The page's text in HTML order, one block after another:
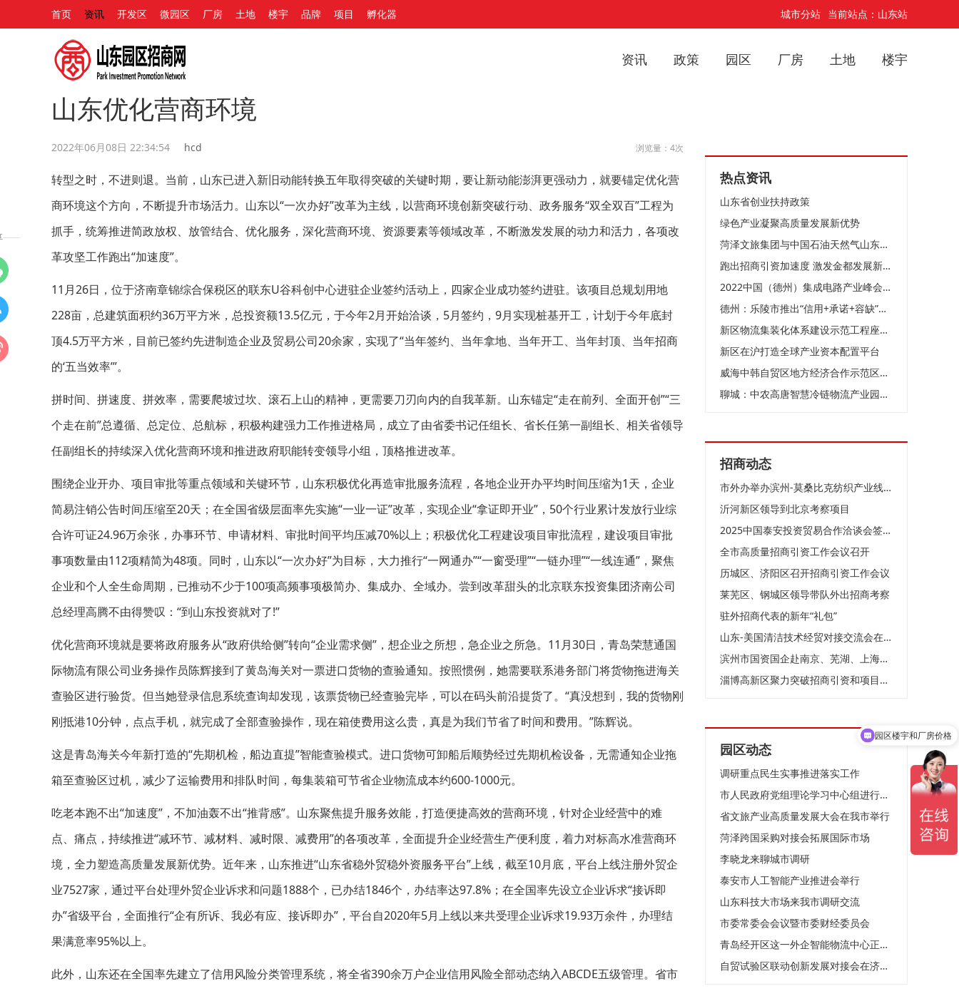
首页 资讯 开发区 微园区 厂房 土地 楼宇 品牌 项目 孵化器 城市分站 当前站点：山东站
资讯 政策 园区 厂房 土地 楼宇
山东优化营商环境
2022年06月08日 22:34:54 hcd 浏览量：4次
转型之时，不进则退。当前，山东已进入新旧动能转换五年取得突破的关键时期，要让新动能澎湃更强动力，就要锚定优化营
商环境这个方向，不断提升市场活力。山东以“一次办好”改革为主线，以营商环境创新突破行动、政务服务“双全双百”工程为
抓手，统筹推进简政放权、放管结合、优化服务，深化营商环境、资源要素等领域改革，不断激发发展的动力和活力，各项改
革攻坚工作跑出“加速度”。
11月26日，位于济南章锦综合保税区的联东U谷科创中心进驻企业签约活动上，四家企业成功签约进驻。该项目总规划用地
228亩，总建筑面积约36万平方米，总投资额13.5亿元，于今年2月开始洽谈，5月签约，9月实现桩基开工，计划于今年底封
顶4.5万平方米，目前已签约先进制造企业及贸易公司20余家，实现了“当年签约、当年拿地、当年开工、当年封顶、当年招商
的‘五当效率’”。
拼时间、拼速度、拼效率，需要爬坡过坎、滚石上山的精神，更需要刀刃向内的自我革新。山东锚定“走在前列、全面开创”“三
个走在前”总遵循、总定位、总航标，积极构建强力工作推进格局，成立了由省委书记任组长、省长任第一副组长、相关省领导
任副组长的持续深入优化营商环境和推进政府职能转变领导小组，顶格推进改革。
围绕企业开办、项目审批等重点领域和关键环节，山东积极优化再造审批服务流程，各地企业开办平均时间压缩为1天，企业
简易注销公告时间压缩至20天；在全国省级层面率先实施“一业一证”改革，实现企业“拿证即开业”，50个行业累计发放行业综
合许可证24.96万余张，办事环节、申请材料、审批时间平均压减70%以上；积极优化工程建设项目审批流程，建设项目审批
事项数量由112项精简为48项。同时，山东以“一次办好”为目标，大力推行“一网通办”“一窗受理”“一链办理”“一线连通”，聚焦
企业和个人全生命周期，已推动不少于100项高频事项极简办、集成办、全域办。尝到改革甜头的北京联东投资集团济南公司
总经理高腾不由得赞叹：“到山东投资就对了!”
优化营商环境就是要将政府服务从“政府供给侧”转向“企业需求侧”，想企业之所想，急企业之所急。11月30日，青岛荣慧通国
际物流有限公司业务操作员陈辉接到了黄岛海关对一票进口货物的查验通知。按照惯例，她需要联系港务部门将货物拖进海关
查验区进行验货。但当她登录信息系统查询却发现，该票货物已经查验完毕，可以在码头前沿提货了。“真没想到，我的货物刚
刚抵港10分钟，点点手机，就完成了全部查验操作，现在箱使费用这么贵，真是为我们节省了时间和费用。”陈辉说。
这是青岛海关今年新打造的“先期机检，船边直提”智能查验模式。进口货物可卸船后顺势经过先期机检设备，无需通知企业拖
箱至查验区过机，减少了运输费用和排队时间，每集装箱可节省企业物流成本约600-1000元。
吃老本跑不出“加速度”，不加油轰不出“推背感”。山东聚焦提升服务效能，打造便捷高效的营商环境，针对企业经营中的难
点、痛点，持续推进“减环节、减材料、减时限、减费用”的各项改革，全面提升企业经营生产便利度，着力对标高水准营商环
境，全力塑造高质量发展新优势。近年来，山东推进“山东省稳外贸稳外资服务平台”上线，截至10月底，平台上线注册外贸企
业7527家，通过平台处理外贸企业诉求和问题1888个，已办结1846个，办结率达97.8%；在全国率先设立企业诉求“接诉即
办”省级平台，全面推行“企有所诉、我必有应、接诉即办”，平台自2020年5月上线以来共受理企业诉求19.93万余件，办理结
果满意率95%以上。
此外，山东还在全国率先建立了信用风险分类管理系统，将全省390余万户企业信用风险全部动态纳入ABCDE五级管理。省市
热点资讯
山东省创业扶持政策
绿色产业凝聚高质量发展新优势
菏泽文旅集团与中国石油天然气山东菏泽销售分公司举行“党建共建”签约仪式
跑出招商引资加速度 激发金都发展新动能
2022中国（德州）集成电路产业峰会举行4项目落户天衢新区 总投资25亿元
德州：乐陵市推出“信用+承诺+容缺”三联急速审批模式，为企业纾困解难
新区物流集装化体系建设示范工程座谈会召开
新区在沪打造全球产业资本配置平台
威海中韩自贸区地方经济合作示范区与海南自贸港开展联动合作交流
聊城：中农高唐智慧冷链物流产业园招商启动暨全国商家签约入驻仪式盛大举行
招商动态
市外办举办滨州-莫桑比克纺织产业线上合作洽谈会
沂河新区领导到北京考察项目
2025中国泰安投资贸易合作洽谈会签约项目评审会召开
全市高质量招商引资工作会议召开
历城区、济阳区召开招商引资工作会议
莱芜区、钢城区领导带队外出招商考察
驻外招商代表的新年“礼包”
山东-美国清洁技术经贸对接交流会在济南成功举办
滨州市国资国企赴南京、芜湖、上海开展招商考察
淄博高新区聚力突破招商引资和项目建设动员大会召开
园区动态
调研重点民生实事推进落实工作
市人民政府党组理论学习中心组进行集体学习
省文旅产业高质量发展大会在我市举行
菏泽跨国采购对接会拓展国际市场
李晓龙来聊城市调研
泰安市人工智能产业推进会举行
山东科技大市场来我市调研交流
市委常委会会议暨市委财经委员会
青岛经开区这一外企智能物流中心正加速建设
自贸试验区联动创新发展对接会在济南举办
园区楼宇和厂房价格